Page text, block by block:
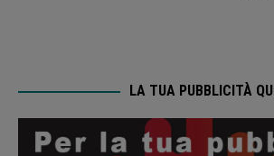
LA TUA PUBBLICITÀ QUI